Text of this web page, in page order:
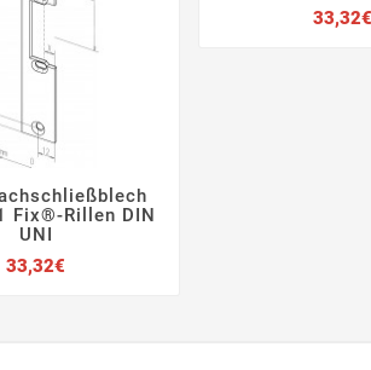
 
Fix®-Rillen DIN
UNI
33,32€
33,32€